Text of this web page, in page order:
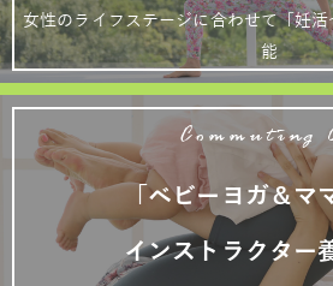
女性のライフステージに合わせて「妊活
能
Commuting
「ベビーヨガ＆マ
インストラクター